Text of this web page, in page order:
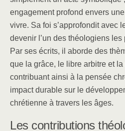
engagement profond envers
vivre. Sa foi s’approfondit avec
devenir l’un des théologiens les
Par ses écrits, il aborde des
que la grâce, le libre arbitre et
contribuant ainsi à la pensée
impact durable sur le
chrétienne à travers les âges.
Les contributions